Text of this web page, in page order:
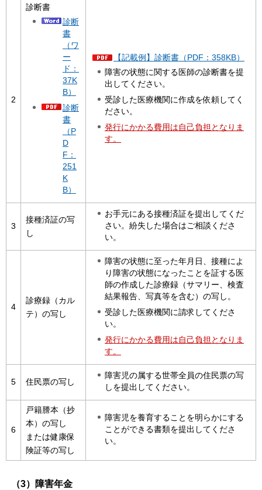
2
診断書
診断
書
（ワ
ー
ド：
37K
B）
診断
書
（P
D
F：
251
K
B）
【記載例】診断書（PDF：358KB）
障害の状態に関する医師の診断書を提
出してください。
受診した医療機関に作成を依頼してく
ださい。
発行にかかる費用は自己負担となりま
す。
3
接種済証の写
し
お手元にある接種済証を提出してくだ
さい。紛失した場合はご相談くださ
い。
4
診療録（カル
テ）の写し
障害の状態に至った年月日、接種によ
り障害の状態になったことを証する医
師の作成した診療録（サマリー、検査
結果報告、写真等を含む）の写し。
受診した医療機関に請求してくださ
い。
発行にかかる費用は自己負担となりま
す。
5 住民票の写し
障害児の属する世帯全員の住民票の写
しを提出してください。
6
戸籍謄本（抄
本）の写し
または健康保
険証等の写し
障害児を養育することを明らかにする
ことができる書類を提出してくださ
い。
（3）障害年金